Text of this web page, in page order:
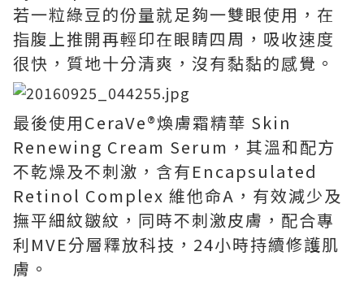
若一粒綠豆的份量就足夠一雙眼使用，在
指腹上推開再輕印在眼睛四周，吸收速度
很快，質地十分清爽，沒有黏黏的感覺。
最後使用CeraVe®煥膚霜精華 Skin
Renewing Cream Serum，其溫和配方
不乾燥及不刺激，含有Encapsulated
Retinol Complex 維他命A，有效減少及
撫平細紋皺紋，同時不刺激皮膚，配合專
利MVE分層釋放科技，24小時持續修護肌
膚。